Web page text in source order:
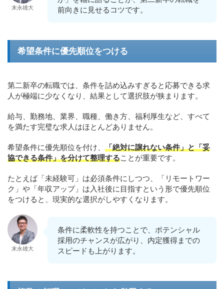
末永雄大
前向きに見せるコツです。
希望条件に優先順位をつける
第二新卒の転職では、条件を詰め込みすぎると応募できる求
人が極端に少なくなり、結果として選択肢が狭まります。
給与、勤務地、業界、職種、働き方、福利厚生など、すべて
を満たす完璧な求人はほとんどありません。
希望条件に優先順位を付け、 「絶対に譲れない条件」と「妥
協できる条件」を分けて整理することが重要です。
たとえば「未経験可」は必須条件にしつつ、「リモートワー
ク」や「年収アップ」は入社後に目指すという形で優先順位
をつけると、現実的な選択がしやすくなります。
末永雄大
条件に柔軟性を持つことで、ポテンシャル
採用のチャンスが広がり、内定獲得までの
スピードも上がります。